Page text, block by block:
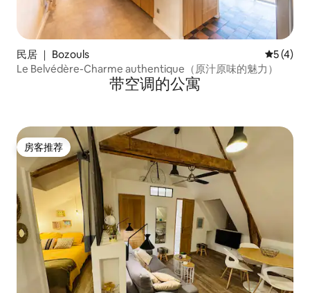
民居 ｜ Bozouls 平均评分
5 (4)
Le Belvédère-Charme authentique（原汁原味的魅力）
带空调的公寓
房客推荐
房客推荐